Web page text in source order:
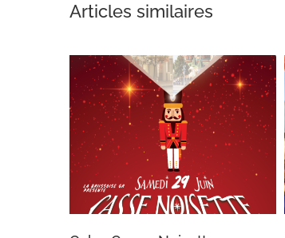
Articles similaires